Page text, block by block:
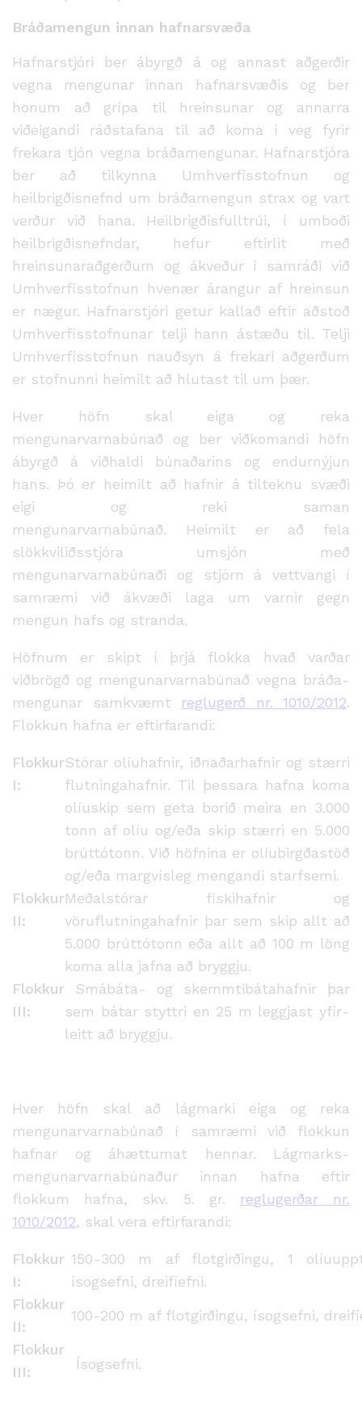
Bráðamengun innan hafnarsvæða
Hafnarstjóri ber ábyrgð á og annast aðgerðir
vegna mengunar innan hafnarsvæðis og ber
honum að grípa til hreinsunar og annarra
viðeigandi ráðstafana til að koma í veg fyrir
frekara tjón vegna bráðamengunar. Hafnarstjóra
ber að tilkynna Umhverfisstofnun og
heilbrigðisnefnd um bráðamengun strax og vart
verður við hana. Heilbrigðisfulltrúi, í umboði
heilbrigðisnefndar, hefur eftirlit með
hreinsunaraðgerðum og ákveður í samráði við
Umhverfisstofnun hvenær árangur af hreinsun
er nægur. Hafnarstjóri getur kallað eftir aðstoð
Umhverfisstofnunar telji hann ástæðu til. Telji
Umhverfisstofnun nauðsyn á frekari aðgerðum
er stofnunni heimilt að hlutast til um þær.
Hver höfn skal eiga og reka
mengunarvarnabúnað og ber viðkomandi höfn
ábyrgð á viðhaldi búnaðarins og endurnýjun
hans. Þó er heimilt að hafnir á tilteknu svæði
eigi og reki saman
mengunarvarnabúnað. Heimilt er að fela
slökkviliðsstjóra umsjón með
mengunarvarnabúnaði og stjórn á vett­vangi í
samræmi við ákvæði laga um varnir gegn
mengun hafs og stranda.
Höfnum er skipt í þrjá flokka hvað varðar
viðbrögð og mengunarvarnabúnað vegna bráða­
mengunar samkvæmt reglugerð nr. 1010/2012.
Flokkun hafna er eftirfarandi:
Flokkur
I:
Stórar olíuhafnir, iðnaðarhafnir og stærri
flutningahafnir. Til þessara hafna koma
olíuskip sem geta borið meira en 3.000
tonn af olíu og/eða skip stærri en 5.000
brúttótonn. Við höfnina er olíubirgðastöð
og/eða margvísleg mengandi starfsemi.
Flokkur
II:
Meðalstórar fiskihafnir og
vöruflutningahafnir þar sem skip allt að
5.000 brúttótonn eða allt að 100 m löng
koma alla jafna að bryggju.
Flokkur
III:
Smábáta- og skemmtibátahafnir þar
sem bátar styttri en 25 m leggjast yfir­
leitt að bryggju.
Hver höfn skal að lágmarki eiga og reka
mengunarvarnabúnað í samræmi við flokkun
hafnar og áhættumat hennar. Lág­marks­
mengunarvarnabúnaður innan hafna eftir
flokkum hafna, skv. 5. gr.
reglugerðar nr.
1010/2012, skal vera eftir­farandi:
Flokkur
I:
150-300 m af flotgirðingu, 1
ísogsefni, dreifiefni.
Flokkur
II:
100-200 m af flotgirðingu, ísogsefni,
Flokkur
III:
Ísogsefni.